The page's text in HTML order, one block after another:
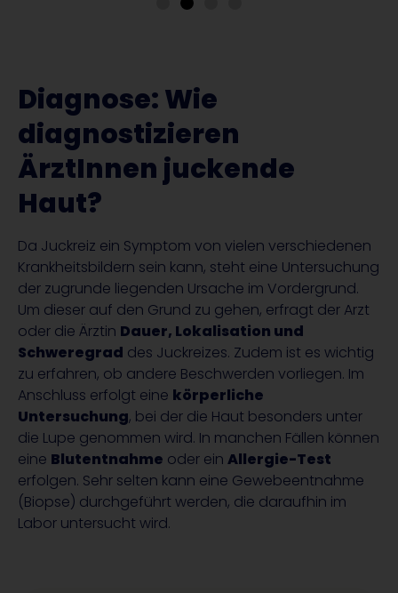
Diagnose: Wie
diagnostizieren
ÄrztInnen juckende
Haut?
Da Juckreiz ein Symptom von vielen verschiedenen
Krankheitsbildern sein kann, steht eine Untersuchung
der zugrunde liegenden Ursache im Vordergrund.
Um dieser auf den Grund zu gehen, erfragt der Arzt
oder die Ärztin Dauer, Lokalisation und
Schweregrad des Juckreizes. Zudem ist es wichtig
zu erfahren, ob andere Beschwerden vorliegen. Im
Anschluss erfolgt eine körperliche
Untersuchung, bei der die Haut besonders unter
die Lupe genommen wird. In manchen Fällen können
eine Blutentnahme oder ein Allergie-Test
erfolgen. Sehr selten kann eine Gewebeentnahme
(Biopse) durchgeführt werden, die daraufhin im
Labor untersucht wird.